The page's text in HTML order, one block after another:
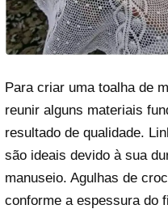
Para criar uma toalha de
reunir alguns materiais
resultado de qualidade.
são ideais devido à sua
manuseio. Agulhas de
conforme a espessura do